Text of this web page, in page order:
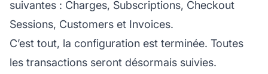
suivantes : Charges, Subscriptions, Checkout
Sessions, Customers et Invoices.
C’est tout, la configuration est terminée. Toutes
les transactions seront désormais suivies.